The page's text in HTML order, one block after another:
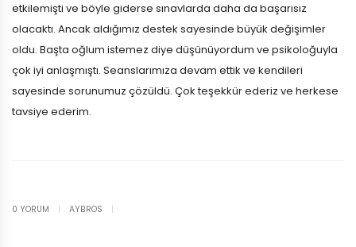
etkilemişti ve böyle giderse sınavlarda daha da başarısız
olacaktı. Ancak aldığımız destek sayesinde büyük değişimler
oldu. Başta oğlum istemez diye düşünüyordum ve psikoloğuyla
çok iyi anlaşmıştı. Seanslarımıza devam ettik ve kendileri
sayesinde sorunumuz çözüldü. Çok teşekkür ederiz ve herkese
tavsiye ederim.
0 YORUM AYBROS